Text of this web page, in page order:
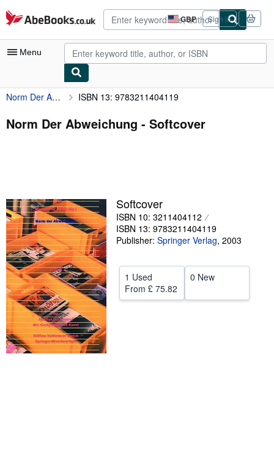
Skip to main content
AbeBooks.co.uk GBP
Site
shopping
preferences
Sign in
Menu
My Account
My Purchases
Art & Collectables
Textbooks
Sellers
Start Selling
Help
Norm Der Abweichung ISBN 13: 9783211404119
Norm Der Abweichung - Softcover
Softcover
ISBN 10: 3211404112
ISBN 13: 9783211404119
Publisher: Springer Verlag, 2003
1 Used
From £ 75.82
0 New